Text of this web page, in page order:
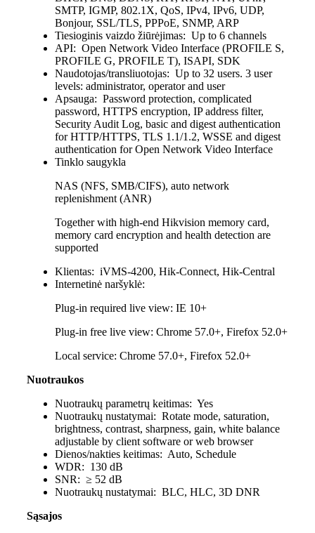
SMTP, IGMP, 802.1X, QoS, IPv4, IPv6, UDP,
Bonjour, SSL/TLS, PPPoE, SNMP, ARP
Tiesioginis vaizdo žiūrėjimas: Up to 6 channels
API: Open Network Video Interface (PROFILE S,
PROFILE G, PROFILE T), ISAPI, SDK
Naudotojas/transliuotojas: Up to 32 users. 3 user
levels: administrator, operator and user
Apsauga: Password protection, complicated
password, HTTPS encryption, IP address filter,
Security Audit Log, basic and digest authentication
for HTTP/HTTPS, TLS 1.1/1.2, WSSE and digest
authentication for Open Network Video Interface
Tinklo saugykla
NAS (NFS, SMB/CIFS), auto network
replenishment (ANR)
Together with high-end Hikvision memory card,
memory card encryption and health detection are
supported
Klientas: iVMS-4200, Hik-Connect, Hik-Central
Internetinė naršyklė:
Plug-in required live view: IE 10+
Plug-in free live view: Chrome 57.0+, Firefox 52.0+
Local service: Chrome 57.0+, Firefox 52.0+
Nuotraukos
Nuotraukų parametrų keitimas: Yes
Nuotraukų nustatymai: Rotate mode, saturation,
brightness, contrast, sharpness, gain, white balance
adjustable by client software or web browser
Dienos/nakties keitimas: Auto, Schedule
WDR: 130 dB
SNR: ≥ 52 dB
Nuotraukų nustatymai: BLC, HLC, 3D DNR
Sąsajos